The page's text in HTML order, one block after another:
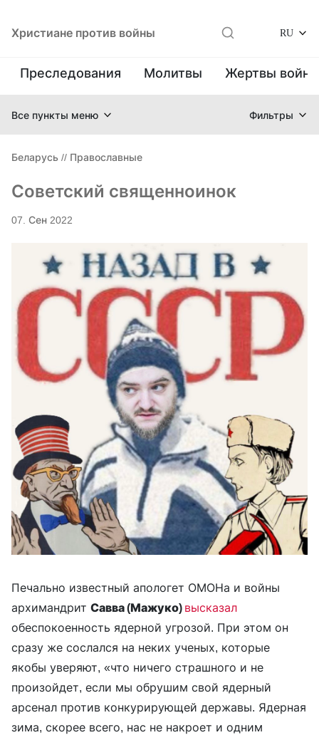
Христиане против войны RU
Преследования Молитвы Жертвы
Все пункты меню Фильтры
Беларусь // Православные
Советский священноинок
07. Сен 2022
Печально известный апологет ОМОНа и войны
архимандрит Савва (Мажуко) высказал
обеспокоенность ядерной угрозой. При этом он
сразу же сослался на неких ученых, которые
якобы уверяют, «что ничего страшного и не
произойдет, если мы обрушим свой ядерный
арсенал против конкурирующей державы. Ядерная
зима, скорее всего, нас не накроет и одним